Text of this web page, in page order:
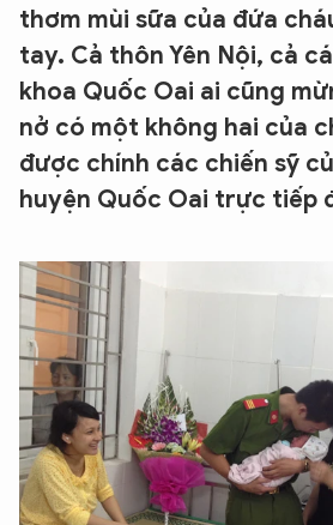
thơm mùi sữa của đứa
tay. Cả thôn Yên Nội, cả
khoa Quốc Oai ai cũng
nở có một không hai của
được chính các chiến sỹ
huyện Quốc Oai trực tiếp